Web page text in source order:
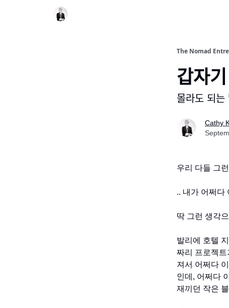
The Nomad
몰라도 되는
Cathy
우리 다들 그
.. 내가 어쩌다
딱 그런 생각
발리에 호텔
짜리 프로젝트
져서 어쩌다
인데, 어쩌다
재끼던 작은